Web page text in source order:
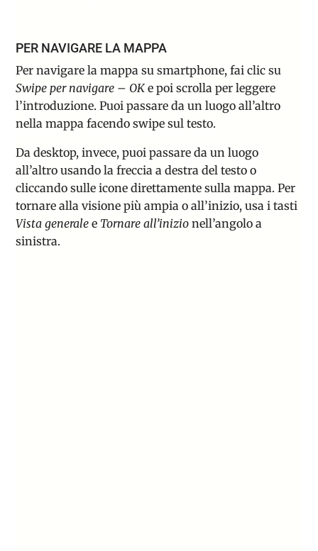
PER NAVIGARE LA MAPPA
Per navigare la mappa su smartphone, fai clic su
Swipe per navigare – OKe poi scrolla per leggere
l’introduzione. Puoi passare da un luogo all’altro
nella mappa facendo swipe sul testo.
Da desktop, invece, puoi passare da un luogo
all’altro usando la freccia a destra del testo o
cliccando sulle icone direttamente sulla mappa. Per
tornare alla visione più ampia o all’inizio, usa i tasti
Vista generale e Tornare all’inizio nell’angolo a
sinistra.